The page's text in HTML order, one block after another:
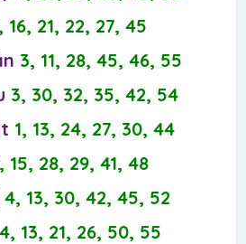
16, 21, 22, 27, 45
3, 11, 28, 45, 46, 55
3, 30, 32, 35, 42, 54
1, 13, 24, 27, 30, 44
15, 28, 29, 41, 48
4, 13, 30, 42, 45, 52
4, 13, 21, 26, 50, 55